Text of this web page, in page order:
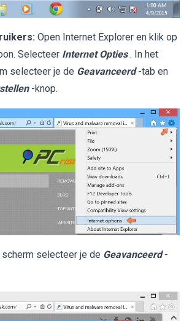
Open Internet Explorer en klik op
Selecteer Internet Opties . In het
selecteer je de Geavanceerd -tab en
-knop.
selecteer je de Geavanceerd -